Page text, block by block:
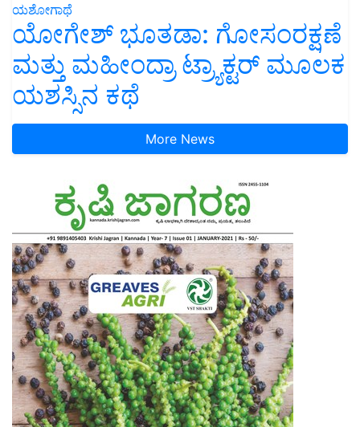
ಯಶೋಗಾಥೆ
ಯೋಗೇಶ್ ಭೂತಡಾ: ಗೋಸಂರಕ್ಷಣೆ
ಮತ್ತು ಮಹೀಂದ್ರಾ ಟ್ರ್ಯಾಕ್ಟರ್ ಮೂಲಕ
ಯಶಸ್ಸಿನ ಕಥೆ
More News